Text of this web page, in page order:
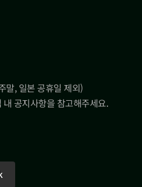
말, 일본 공휴일 제외)
내 공지사항을 참고해주세요.